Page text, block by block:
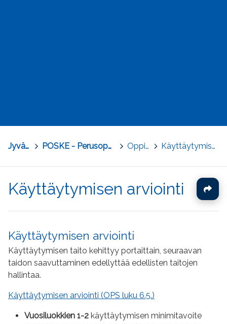
Jyväskylä POSKE - Perusopetuksen osaamisen kehittäminen Oppilasarviointi Käyttäytymisen arviointi
Käyttäytymisen arviointi
Käyttäytymisen arviointi
Käyttäytymisen taito kehittyy portaittain, seuraavan
taidon saavuttaminen edellyttää edellisten taitojen
hallintaa.
Käyttäytymisen arviointi (OPS luku 6.5.)
Vuosiluokkien 1-2 käyttäytymisen minimitavoite